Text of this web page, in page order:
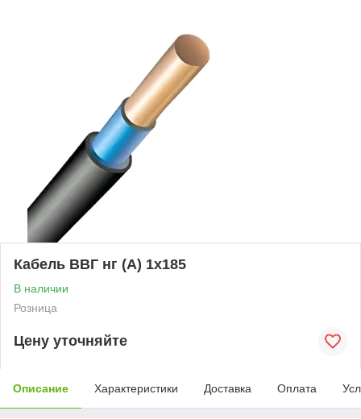
Кабель ВВГ нг (А) 1х185
В наличии
Розница
Цену уточняйте
Описание Характеристики Доставка Оплата